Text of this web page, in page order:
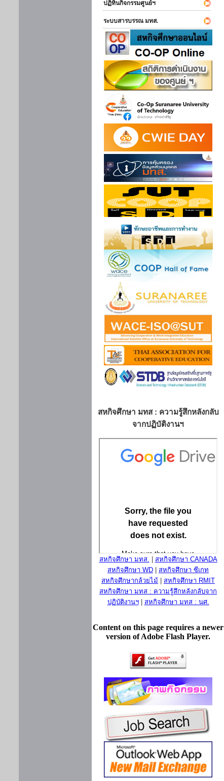
ปฏิทินกิจกรรมศูนย์ฯ
ระบบสารบรรณ มทส.
สหกิจศึกษา มทส : ความรู้สึกหลังกลับ
จากปฏิบัติงานฯ
สหกิจศึกษา มทส.
สหกิจศึกษา CANADA
สหกิจศึกษา WD
สหกิจศึกษา ซีเกท
สหกิจศึกษากล้วยไม้
สหกิจศึกษา RMIT
สหกิจศึกษา มทส : ความรู้สึกหลังกลับจาก
ปฏิบัติงานฯ| สหกิจศึกษา มทส : นศ.
Content on this page requires a newer
version of Adobe Flash Player.